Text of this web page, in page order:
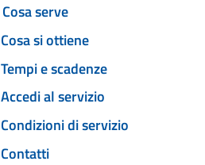
Cosa serve
Cosa si ottiene
Tempi e scadenze
Accedi al servizio
Condizioni di servizio
Contatti